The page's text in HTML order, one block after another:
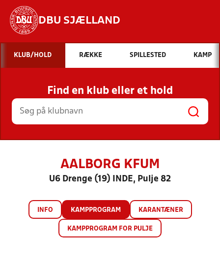
DBU SJÆLLAND
Hvad vil du søge efter?
INDHOLD OG NYHEDER
STILLINGER, RESULTATER, KLUBBER OG
HOLD
KLUB/HOLD RÆKKE SPILLESTED KAMP
Find en klub eller et hold
AALBORG KFUM
U6 Drenge (19) INDE, Pulje 82
INFO KAMPPROGRAM KARANTÆNER
KAMPPROGRAM FOR PULJE